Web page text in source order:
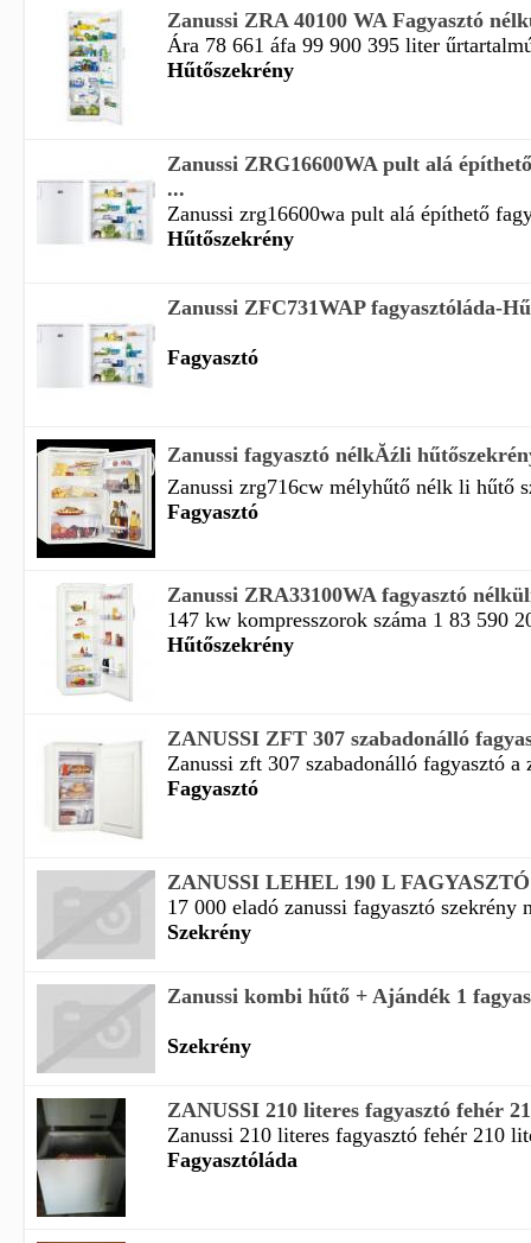
Zanussi ZRA 40100 WA Fagyasztó
Ára 78 661 áfa 99 900 395 liter
Hűtőszekrény
Zanussi ZRG16600WA pult alá
...
Zanussi zrg16600wa pult alá építhető
Hűtőszekrény
Zanussi ZFC731WAP fagyasztóláda-
Fagyasztó
Zanussi fagyasztó nélkĂźli
Zanussi zrg716cw mélyhűtő nélk li hűtő
Fagyasztó
Zanussi ZRA33100WA fagyasztó
147 kw kompresszorok száma 1 83 590
Hűtőszekrény
ZANUSSI ZFT 307 szabadonálló
Zanussi zft 307 szabadonálló fagyasztó a
Fagyasztó
ZANUSSI LEHEL 190 L
17 000 eladó zanussi fagyasztó szekrény
Szekrény
Zanussi kombi hűtő + Ajándék 1
Szekrény
ZANUSSI 210 literes fagyasztó fehér
Zanussi 210 literes fagyasztó fehér 210
Fagyasztóláda